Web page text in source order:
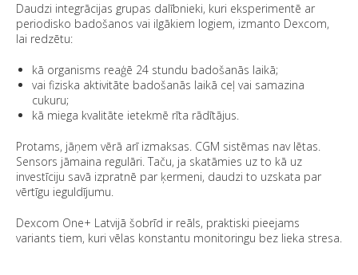
Daudzi integrācijas grupas dalībnieki, kuri eksperimentē ar
periodisko badošanos vai ilgākiem logiem, izmanto Dexcom,
lai redzētu:
kā organisms reaģē 24 stundu badošanās laikā;
vai fiziska aktivitāte badošanās laikā ceļ vai samazina
cukuru;
kā miega kvalitāte ietekmē rīta rādītājus.
Protams, jāņem vērā arī izmaksas. CGM sistēmas nav lētas.
Sensors jāmaina regulāri. Taču, ja skatāmies uz to kā uz
investīciju savā izpratnē par ķermeni, daudzi to uzskata par
vērtīgu ieguldījumu.
Dexcom One+ Latvijā šobrīd ir reāls, praktiski pieejams
variants tiem, kuri vēlas konstantu monitoringu bez lieka stresa.